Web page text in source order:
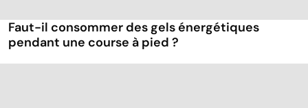
Faut-il consommer des gels énergétiques
pendant une course à pied ?